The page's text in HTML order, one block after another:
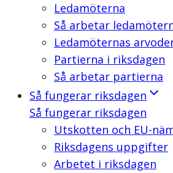
Ledamöterna
Så arbetar
Ledamöternas
Partierna i riksdagen
Så arbetar partierna
Så fungerar riksdagen
Så fungerar riksdagen
Utskotten och EU-
Riksdagens uppgifter
Arbetet i riksdagen